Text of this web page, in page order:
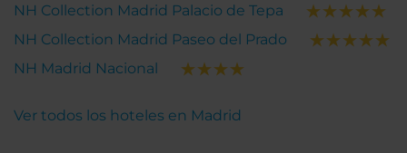
NH Collection Madrid Palacio de Tepa
NH Collection Madrid Paseo del Prado
NH Madrid Nacional
Ver todos los hoteles en Madrid